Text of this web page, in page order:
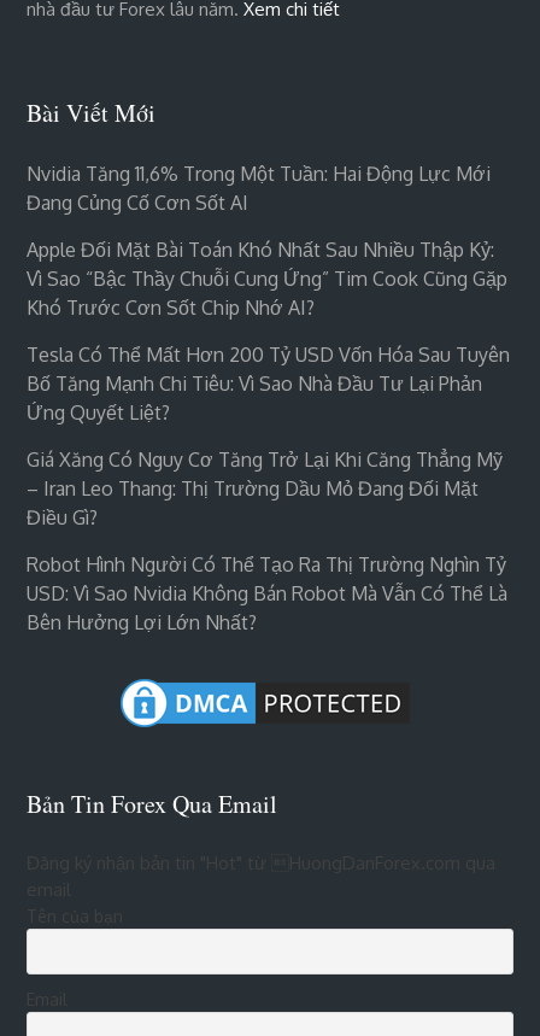
nhà đầu tư Forex lâu năm.Xem chi tiết
Bài Viết Mới
Nvidia Tăng 11,6% Trong Một Tuần: Hai Động Lực Mới
Đang Củng Cố Cơn Sốt AI
Apple Đối Mặt Bài Toán Khó Nhất Sau Nhiều Thập Kỷ:
Vì Sao “bậc Thầy Chuỗi Cung Ứng” Tim Cook Cũng Gặp
Khó Trước Cơn Sốt Chip Nhớ AI?
Tesla Có Thể Mất Hơn 200 Tỷ USD Vốn Hóa Sau Tuyên
Bố Tăng Mạnh Chi Tiêu: Vì Sao Nhà Đầu Tư Lại Phản
Ứng Quyết Liệt?
Giá Xăng Có Nguy Cơ Tăng Trở Lại Khi Căng Thẳng Mỹ
– Iran Leo Thang: Thị Trường Dầu Mỏ Đang Đối Mặt
Điều Gì?
Robot Hình Người Có Thể Tạo Ra Thị Trường Nghìn Tỷ
USD: Vì Sao Nvidia Không Bán Robot Mà Vẫn Có Thể Là
Bên Hưởng Lợi Lớn Nhất?
Bản Tin Forex Qua Email
Đăng ký nhận bản tin "Hot" từ HuongDanForex.com qua
Tên của bạn